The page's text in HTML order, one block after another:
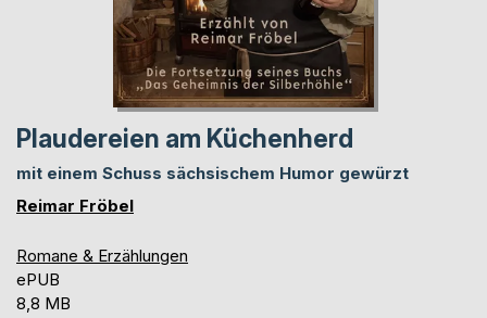
Plaudereien am Küchenherd
mit einem Schuss sächsischem Humor gewürzt
Reimar Fröbel
Romane & Erzählungen
ePUB
8,8 MB